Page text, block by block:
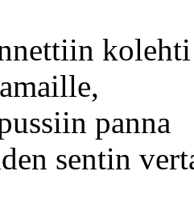
kolehti
panna
sentin